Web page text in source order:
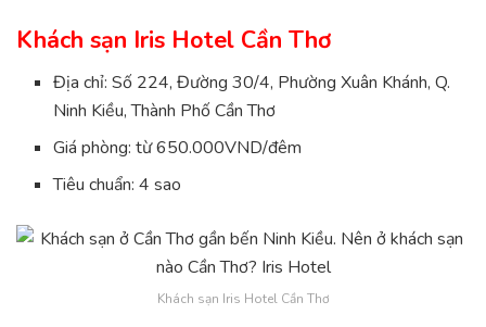
Khách sạn Iris Hotel Cần Thơ
Địa chỉ: Số 224, Đường 30/4, Phường Xuân Khánh, Q.
Ninh Kiều, Thành Phố Cần Thơ
Giá phòng: từ 650.000VND/đêm
Tiêu chuẩn: 4 sao
Khách sạn Iris Hotel Cần Thơ